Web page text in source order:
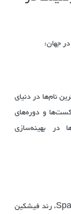
جهان:
نام‌ها در دنیای
و دوره‌های
در بهینه‌سازی
: بنیان‌گذار Moz و SparkToro، رند فیشکین